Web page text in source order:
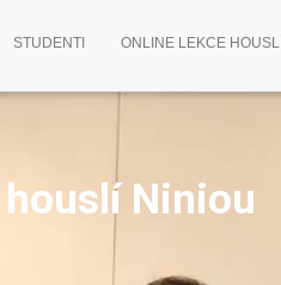
STUDENTI ONLINE LEKCE HOUSLÍ
Niniou